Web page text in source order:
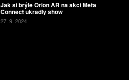
Jak si brýle Orion AR na akci Meta
Connect ukradly show
27. 9. 2024